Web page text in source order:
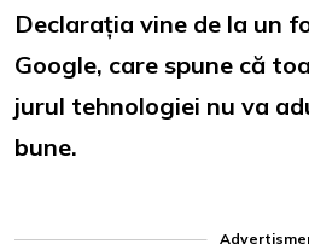
Declarația vine de la un
Google, care spune că
jurul tehnologiei nu va
bune.